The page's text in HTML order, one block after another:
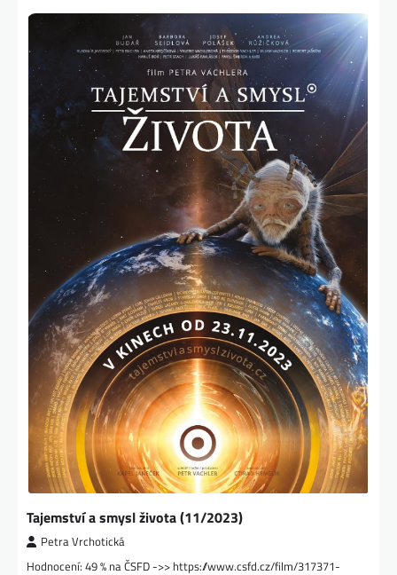
Tajemství a smysl života (11/2023)
Petra Vrchotická
Hodnocení: 49 % na ČSFD ->> https://www.csfd.cz/film/317371-